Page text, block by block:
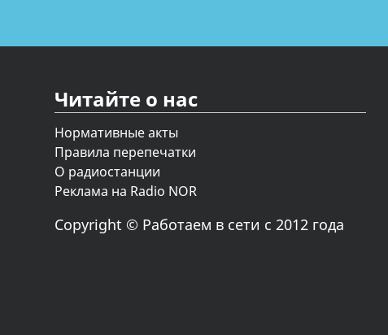
Читайте о нас
Нормативные акты
Правила перепечатки
О радиостанции
Реклама на Radio NOR
Copyright © Работаем в сети с 2012 года